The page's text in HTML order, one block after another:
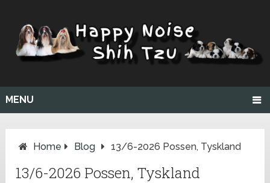
MENU
Home Blog 13/6-2026 Possen, Tyskland
13/6-2026 Possen, Tyskland